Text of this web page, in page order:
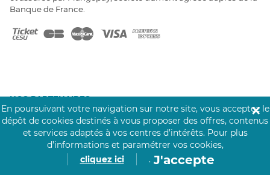
Banque de France.
NOS PARTENAIRES
Click&Care est soutenu par les Groupes
Caisse des Dépôts et MAIF.
En poursuivant votre navigation sur notre site, vous acceptez le
dépôt de cookies destinés à vous proposer des offres, contenus
et services adaptés à vos centres d’intérêts. Pour plus
d’informations et paramétrer vos cookies,
cliquez ici
. J'accepte
✕